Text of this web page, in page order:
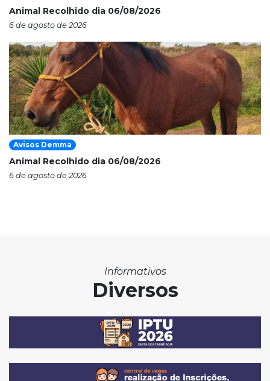
Animal Recolhido dia 06/08/2026
6 de agosto de 2026
Avisos Demma
Animal Recolhido dia 06/08/2026
6 de agosto de 2026
Informativos
Diversos